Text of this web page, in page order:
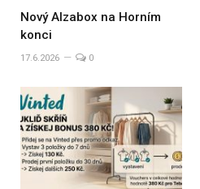
Nový Alzabox na Horním
konci
17.6.2026 0